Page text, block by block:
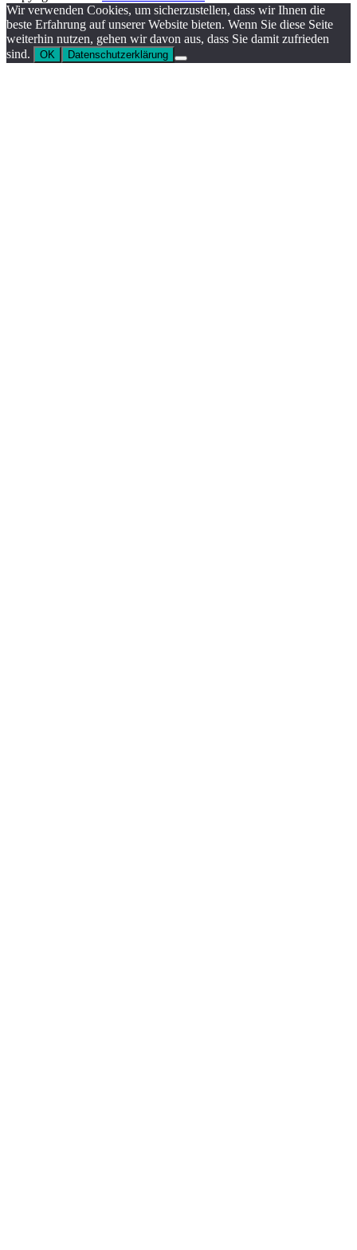
Wir verwenden Cookies, um sicherzustellen, dass wir Ihnen die
beste Erfahrung auf unserer Website bieten. Wenn Sie diese Seite
weiterhin nutzen, gehen wir davon aus, dass Sie damit zufrieden
sind.
OK Datenschutzerklärung